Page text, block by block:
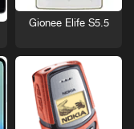
Gionee Elife S5.5